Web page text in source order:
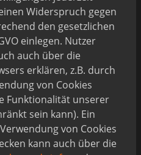
Widerspruch gegen
den gesetzlichen
einlegen. Nutzer
auch über die
erklären, z.B. durch
von Cookies
Funktionalität unserer
sein kann). Ein
von Cookies
kann auch über die